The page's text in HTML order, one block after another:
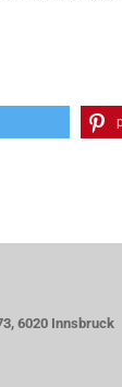
6020 Innsbruck